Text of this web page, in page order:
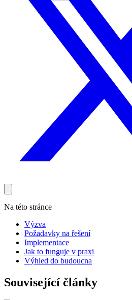
Na této stránce
Výzva
Požadavky na řešení
Implementace
Jak to funguje v praxi
Výhled do budoucna
Související články